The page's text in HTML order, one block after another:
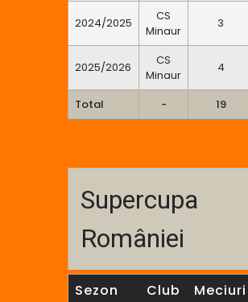
2024/2025
CS
Minaur
3
2025/2026
CS
Minaur
4
Total - 19
Supercupa
României
Sezon Club Meciuri